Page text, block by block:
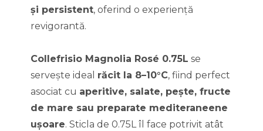
și persistent, oferind o experiență
revigorantă.
Collefrisio Magnolia Rosé 0.75L se
servește ideal răcit la 8–10°C, fiind perfect
asociat cu aperitive, salate, pește, fructe
de mare sau preparate mediteraneene
ușoare. Sticla de 0.75L îl face potrivit atât